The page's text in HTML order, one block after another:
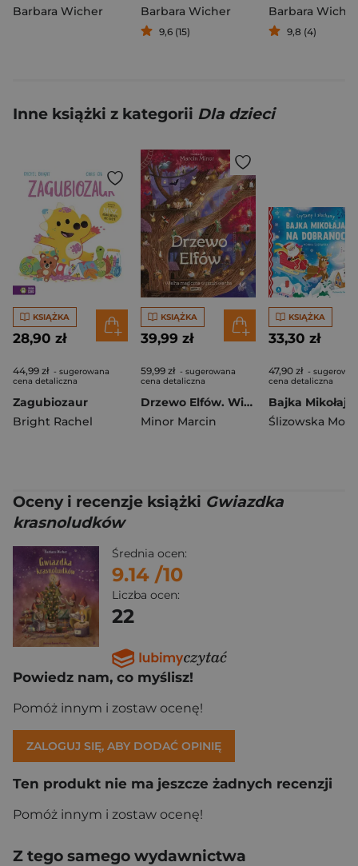
Barbara Wicher
Barbara Wicher
9,6 (15)
Barbara Wicher
9,8 (4)
Inne książki z kategorii Dla dzieci
KSIĄŻKA
28,90 zł
44,99 zł - sugerowana
cena detaliczna
Zagubiozaur
Bright Rachel
KSIĄŻKA
39,99 zł
59,99 zł - sugerowana
cena detaliczna
Drzewo Elfów. Wielka magiczna wyszukiwanka
Minor Marcin
KSIĄŻKA
33,30 zł
47,90 zł -
cena detaliczna
Ślizowska
Oceny i recenzje książki Gwiazdka
krasnoludków
Średnia ocen:
9.14 /10
Liczba ocen:
22
Powiedz nam, co myślisz!
Pomóż innym i zostaw ocenę!
ZALOGUJ SIĘ, ABY DODAĆ OPINIĘ
Ten produkt nie ma jeszcze żadnych recenzji
Pomóż innym i zostaw ocenę!
Z tego samego wydawnictwa